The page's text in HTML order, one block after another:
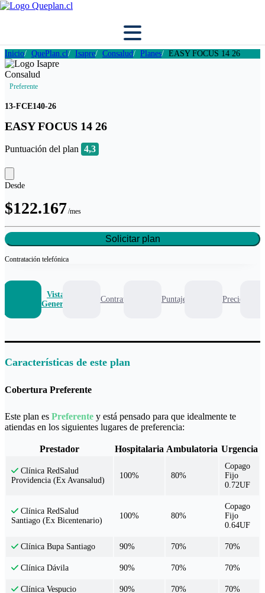
Inicio QuePlan.cl Isapre Consalud Planes EASY FOCUS 14 26
Preferente
13-FCE140-26
EASY FOCUS 14 26
Puntuación del plan 4,3
Desde
$122.167/mes
Solicitar plan
Contratación telefónica
Vista
General
Contrato Puntaje Precio
Características de este plan
Cobertura Preferente
Este plan es Preferente y está pensado para que idealmente te
atiendas en los siguientes lugares de preferencia:
Prestador Hospitalaria Ambulatoria Urgencia
Clínica RedSalud
Providencia (Ex Avansalud)
100% 80%
Copago
Fijo
0.72UF
Clínica RedSalud
Santiago (Ex Bicentenario)
100% 80%
Copago
Fijo
0.64UF
Clínica Bupa Santiago 90% 70% 70%
Clínica Dávila 90% 70% 70%
Clínica Vespucio 90% 70% 70%